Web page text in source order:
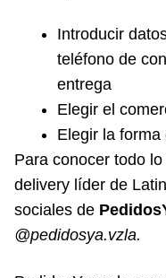
Introducir
teléfono de
entrega
Elegir el
Elegir la forma
Para conocer todo
delivery líder de
sociales de
@pedidosya.vzla.